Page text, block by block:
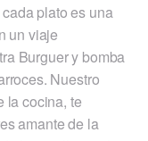
plato es una
un viaje
Burguer y bomba
Nuestro
la cocina, te
amante de la